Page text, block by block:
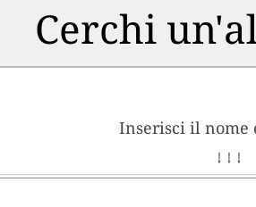
Cerchi
Inserisci il nome
↓ ↓ ↓